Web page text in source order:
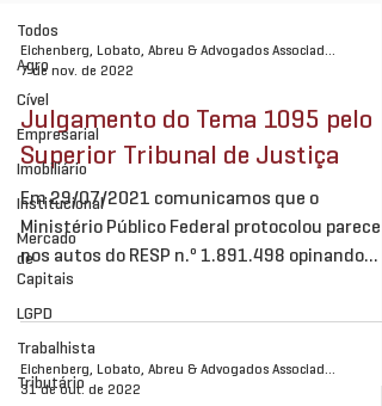
Todos
Agro
Cível
Empresarial
Imobiliário
Institucional
Mercado
de
Capitais
LGPD
Trabalhista
Tributário
Eichenberg, Lobato, Abreu & Advogados Associados
7 de nov. de 2022
Julgamento do Tema 1095 pelo
Superior Tribunal de Justiça
Em 29/07/2021 comunicamos que o
Ministério Público Federal protocolou parecer
nos autos do RESP n.º 1.891.498 opinando
pela...
Eichenberg, Lobato, Abreu & Advogados Associados
31 de out. de 2022